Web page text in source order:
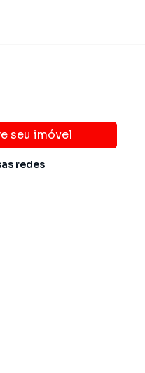
seu imóvel
redes